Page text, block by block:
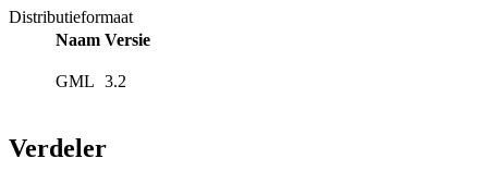
Distributieformaat
Naam Versie
GML 3.2
Verdeler